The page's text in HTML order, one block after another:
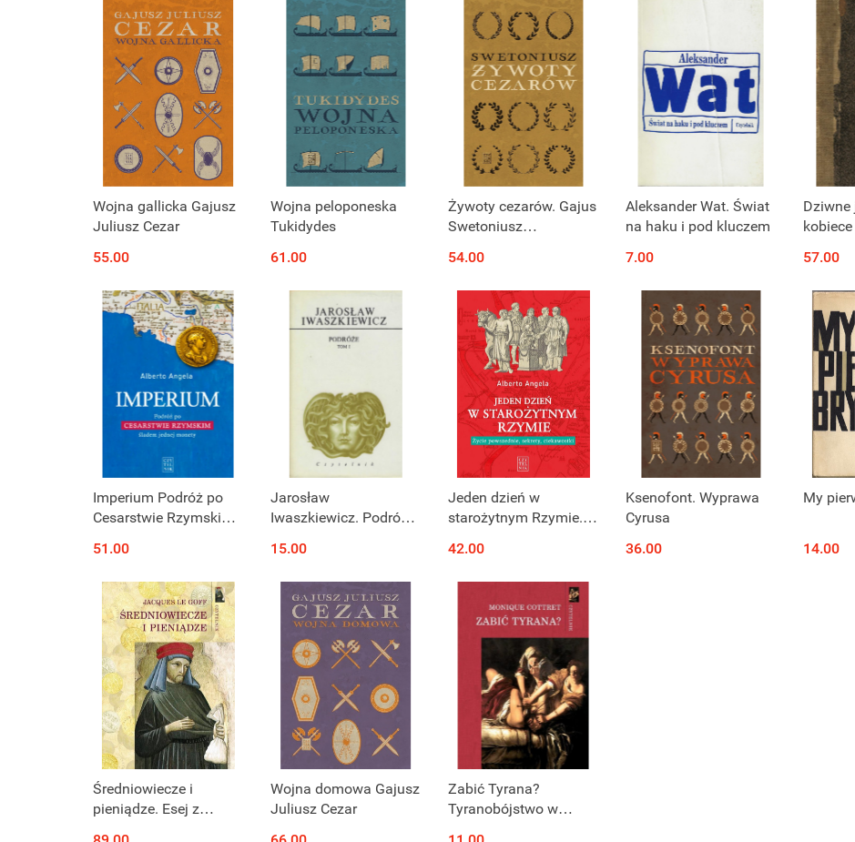
Wojna gallicka Gajusz
Juliusz Cezar
55.00
Wojna peloponeska
Tukidydes
61.00
Żywoty cezarów. Gajus
Swetoniusz
54.00
Produkt niedostępny
Aleksander Wat. Świat
na haku i pod kluczem
7.00
Dziwne
57.00
Produkt niedostępny
Imperium Podróż po
Cesarstwie Rzymskim
51.00
Produkt niedostępny
Jarosław
Iwaszkiewicz. Podróże,
15.00
Produkt niedostępny
Jeden dzień w
starożytnym Rzymie.
sekrety, ciekawostki
42.00
Produkt niedostępny
Ksenofont. Wyprawa
Cyrusa
36.00
My
14.00
Produkt niedostępny
Średniowiecze i
pieniądze. Esej z
Produkt niedostępny
Wojna domowa Gajusz
Juliusz Cezar
Produkt niedostępny
Zabić Tyrana?
Tyranobójstwo w